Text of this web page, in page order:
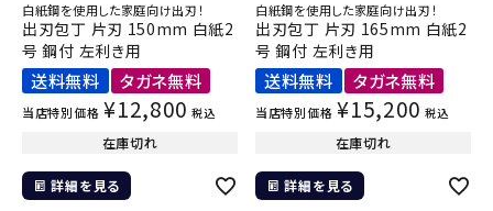
白紙鋼を使用した家庭向け出刃！
出刃包丁 片刃 150mm 白紙2
号 鋼付 左利き用
送料無料 タガネ無料
当店特別価格 ¥12,800 税込
在庫切れ
詳細を見る
白紙鋼を使用した家庭向け出刃！
出刃包丁 片刃 165mm 白紙2
号 鋼付 左利き用
送料無料 タガネ無料
当店特別価格 ¥15,200 税込
在庫切れ
詳細を見る